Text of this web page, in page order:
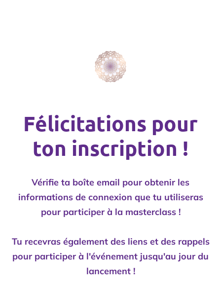
Félicitations pour
ton inscription !
Vérifie ta boîte email pour obtenir les
informations de connexion que tu utiliseras
pour participer à la masterclass !
Tu recevras également des liens et des rappels
pour participer à l'événement jusqu'au jour du
lancement !